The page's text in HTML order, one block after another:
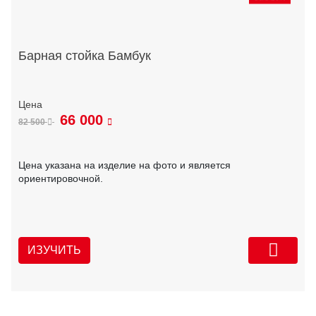
Барная стойка Бамбук
82 500 66 000
Цена указана на изделие на фото и является
ориентировочной.
ИЗУЧИТЬ